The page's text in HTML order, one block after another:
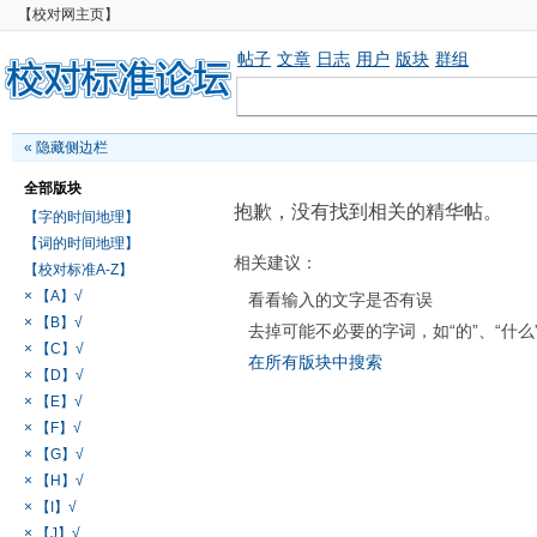
【校对网主页】
帖子 文章 日志 用户 版块 群组
« 隐藏侧边栏
全部版块
【字的时间地理】
【词的时间地理】
【校对标准A-Z】
× 【A】√
× 【B】√
× 【C】√
× 【D】√
× 【E】√
× 【F】√
× 【G】√
× 【H】√
× 【I】√
× 【J】√
抱歉，没有找到相关的精华帖。
相关建议：
看看输入的文字是否有误
去掉可能不必要的字词，如“的”、“什么
在所有版块中搜索